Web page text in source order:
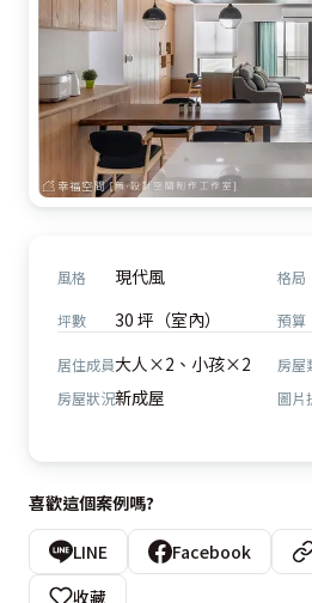
風格 現代風 格局
坪數 30 坪（室內） 預算
居住成員大人×2、小孩×2 房屋
房屋狀況新成屋 圖片
喜歡這個案例嗎?
LINE Facebook
收藏